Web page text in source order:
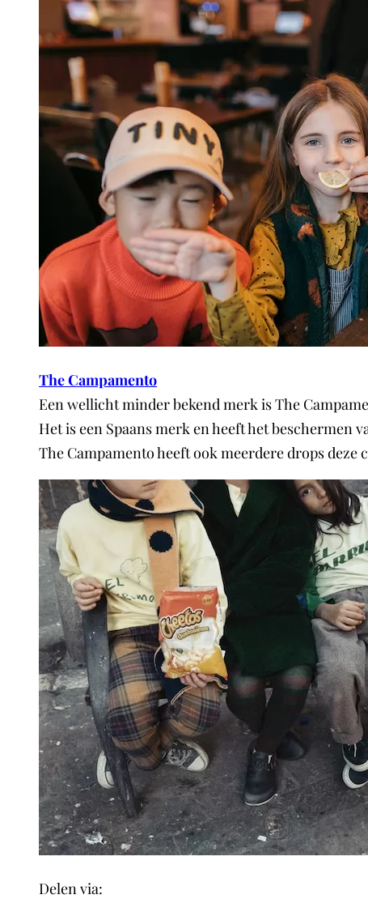
The Campamento
Een wellicht minder bekend merk is The
Het is een Spaans merk en heeft het beschermen
The Campamento heeft ook meerdere drops
Delen via: